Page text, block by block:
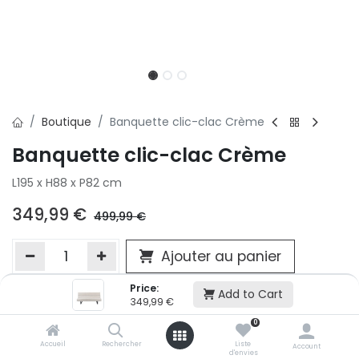
Price:
349,99 € Add to Cart
Accueil Rechercher
0
Liste
d'envies
Account
Boutique Banquette clic-clac Crème
Banquette clic-clac Crème
L195 x H88 x P82 cm
349,99 € 499,99€
Ajouter au panier
Ajouter à la liste d'envie
Si vous ne pouvez pas ajouter cet article dans votre panier
victime de son succès et momentanément indisponible.